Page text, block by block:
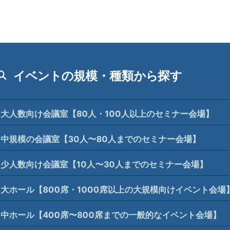
イベントの規模・種類から探す
大人数向け会議室【80人・100人以上のセミナー会場】
中規模の会議室【30人〜80人までのセミナー会場】
少人数向け会議室【10人〜30人までのセミナー会場】
大ホール【800席・1000席以上の大規模向けイベント会場】
中ホール【400席〜800席までの一般的なイベント会場】